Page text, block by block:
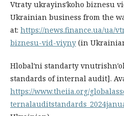
Vtraty ukrayinsʹkoho biznesu
Ukrainian business from the
at: https://news.finance.ua/ua/
biznesu-vid-viyny (in
Hlobalʹni standarty
standards of internal audit].
https://www.theiia.org/